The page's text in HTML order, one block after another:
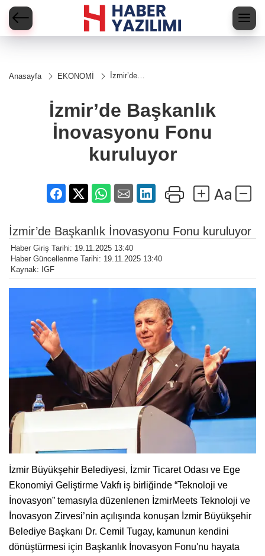
Anasayfa EKONOMİ
İzmir’de
kuruluyor
İzmir’de Başkanlık
İnovasyonu Fonu
kuruluyor
İzmir’de Başkanlık İnovasyonu Fonu kuruluyor
Haber Giriş Tarihi: 19.11.2025 13:40
Haber Güncellenme Tarihi: 19.11.2025 13:40
Kaynak: IGF
İzmir Büyükşehir Belediyesi, İzmir Ticaret Odası ve Ege
Ekonomiyi Geliştirme Vakfı iş birliğinde “Teknoloji ve
İnovasyon” temasıyla düzenlenen İzmirMeets Teknoloji ve
İnovasyon Zirvesi’nin açılışında konuşan İzmir Büyükşehir
Belediye Başkanı Dr. Cemil Tugay, kamunun kendini
dönüştürmesi için Başkanlık İnovasyon Fonu'nu hayata